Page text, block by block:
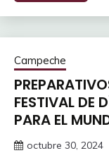
Campeche
FESTIVAL DE
PARA EL
octubre 30, 2024